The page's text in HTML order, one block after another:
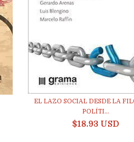
EL LAZO SOCIAL DESDE LA
POLÍTI...
$18.93 USD